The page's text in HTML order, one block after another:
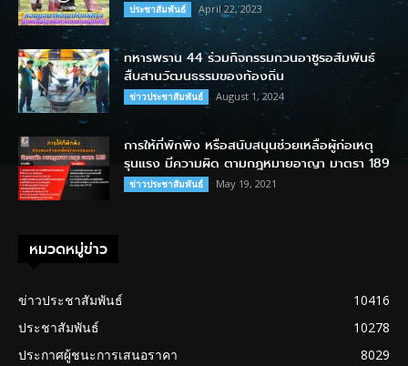
ประชาสัมพันธ์ April 22, 2023
ทหารพราน 44 ร่วมกิจกรรมกวนอาซูรอสัมพันธ์
สืบสานวัฒนธรรมของท้องถิ่น
ข่าวประชาสัมพันธ์ August 1, 2024
การให้ที่พักพิง หรือสนับสนุนช่วยเหลือผู้ก่อเหตุ
รุนแรง มีความผิด ตามกฎหมายอาญา มาตรา 189
ข่าวประชาสัมพันธ์ May 19, 2021
หมวดหมู่ข่าว
ข่าวประชาสัมพันธ์
10416
ประชาสัมพันธ์
10278
ประกาศผู้ชนะการเสนอราคา
8029